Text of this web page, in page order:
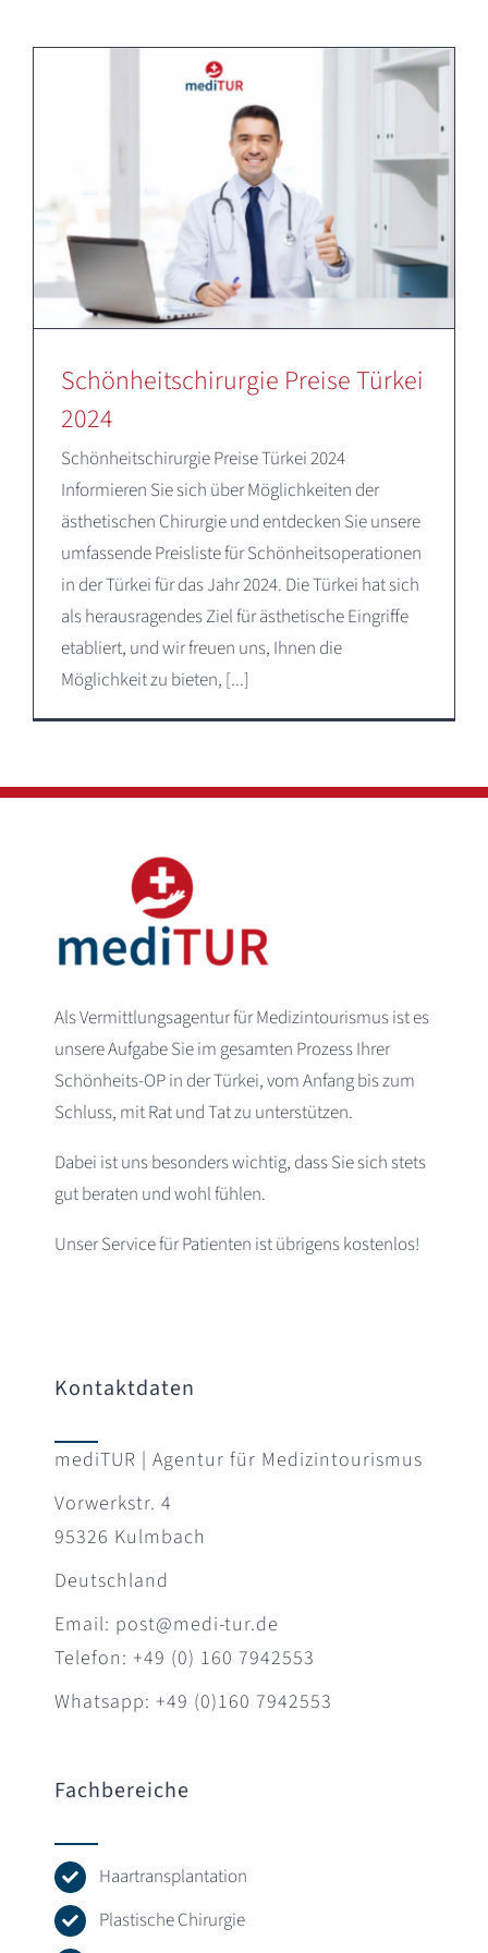
Schönheitschirurgie Preise Türkei
2024
Schönheitschirurgie Preise Türkei 2024
Informieren Sie sich über Möglichkeiten der
ästhetischen Chirurgie und entdecken Sie unsere
umfassende Preisliste für Schönheitsoperationen
in der Türkei für das Jahr 2024. Die Türkei hat sich
als herausragendes Ziel für ästhetische Eingriffe
etabliert, und wir freuen uns, Ihnen die
Möglichkeit zu bieten, [...]
Als Vermittlungsagentur für Medizintourismus ist es
unsere Aufgabe Sie im gesamten Prozess Ihrer
Schönheits-OP in der Türkei, vom Anfang bis zum
Schluss, mit Rat und Tat zu unterstützen.
Dabei ist uns besonders wichtig, dass Sie sich stets
gut beraten und wohl fühlen.
Unser Service für Patienten ist übrigens kostenlos!
Kontaktdaten
mediTUR | Agentur für Medizintourismus
Vorwerkstr. 4
95326 Kulmbach
Deutschland
Email: post@medi-tur.de
Telefon: +49 (0) 160 7942553
Whatsapp: +49 (0)160 7942553
Fachbereiche
Haartransplantation
Plastische Chirurgie